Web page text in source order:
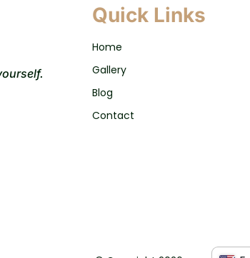
Quick Links
Home
Gallery
Blog
Contact